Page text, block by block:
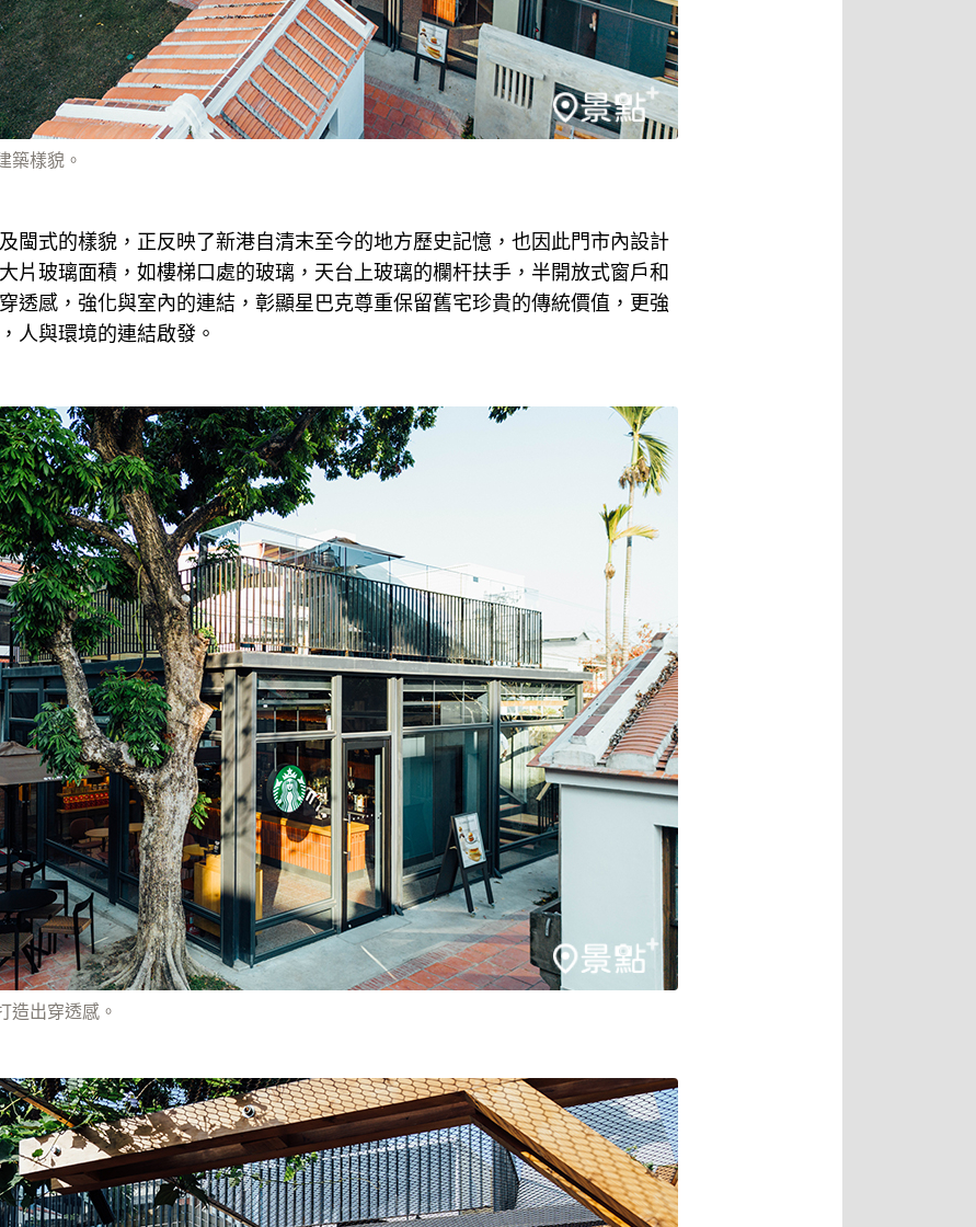
築樣貌。
閩式的樣貌，正反映了新港自清末至今的地方歷史記憶，也因此門市內設計
片玻璃面積，如樓梯口處的玻璃，天台上玻璃的欄杆扶手，半開放式窗戶和
透感，強化與室內的連結，彰顯星巴克尊重保留舊宅珍貴的傳統價值，更強
人與環境的連結啟發。
造出穿透感。